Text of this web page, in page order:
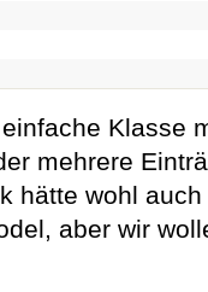
Klasse
mehrere
hätte wohl
aber wir